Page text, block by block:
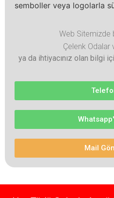
semboller veya logolarla
Web Sitemizde
Çelenk Odalar
ya da ihtiyacınız olan bilgi
Mail